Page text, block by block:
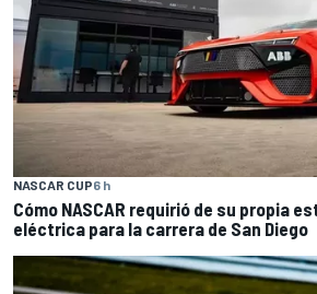
NASCAR CUP6 h
Cómo NASCAR requirió de su propia
eléctrica para la carrera de San Diego